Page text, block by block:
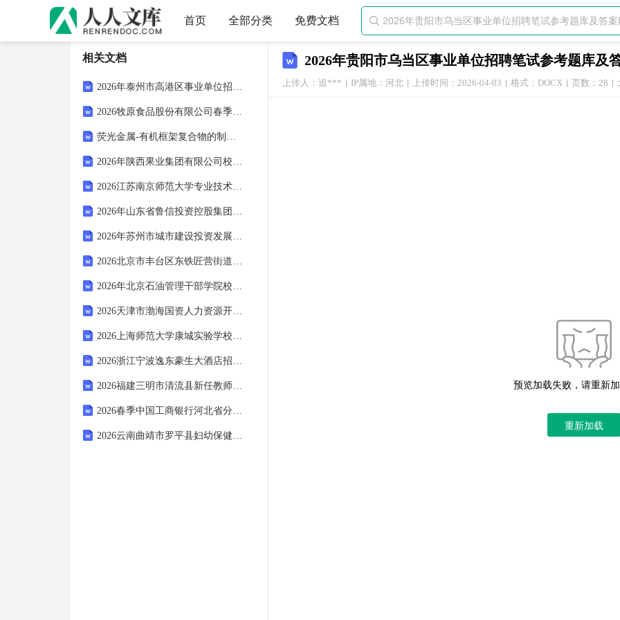
首页 全部分类 免费文档 
2026年贵阳市乌当区事业单位招聘笔试参考题库及
上传人：追*** IP属地：河北 上传时间：2026-04-03 格式：DOCX 页数：28
预览加载失败，请重新
重新加载
相关文档
2026年泰州市高港区事业单位招聘笔试参考题库及答案解析
2026牧原食品股份有限公司春季招聘笔试备考试题及答案解析
荧光金属-有机框架复合物的制备及其对Cr（Ⅵ）的荧光检测
2026年陕西果业集团有限公司校园招聘笔试模拟试题及答案解析
2026江苏南京师范大学专业技术人员招聘10人备考题库【能力提升】附答案详解
2026年山东省鲁信投资控股集团有限公司校园招聘笔试备考试题及答案解析
2026年苏州市城市建设投资发展有限公司校园招聘笔试参考试题及答案解析
2026北京市丰台区东铁匠营街道蒲黄榆社区卫生服务中心 护士岗位招聘备考题库及答案详解参考
2026年北京石油管理干部学院校园招聘笔试模拟试题及答案解析
2026天津市渤海国资人力资源开发服务有限公司招聘项目制工作人员1人备考题库及参考答案详解（黄金题型）
2026上海师范大学康城实验学校第二批教师招聘4人备考题库含完整答案详解【典优】
2026浙江宁波逸东豪生大酒店招聘7人备考题库【夺冠系列】附答案详解
2026福建三明市清流县新任教师招聘5人备考题库及完整答案详解【夺冠】
2026春季中国工商银行河北省分行校园招聘50人备考题库含完整答案详解（全优）
2026云南曲靖市罗平县妇幼保健院招聘编外人员18人备考题库及完整答案详解【历年真题】